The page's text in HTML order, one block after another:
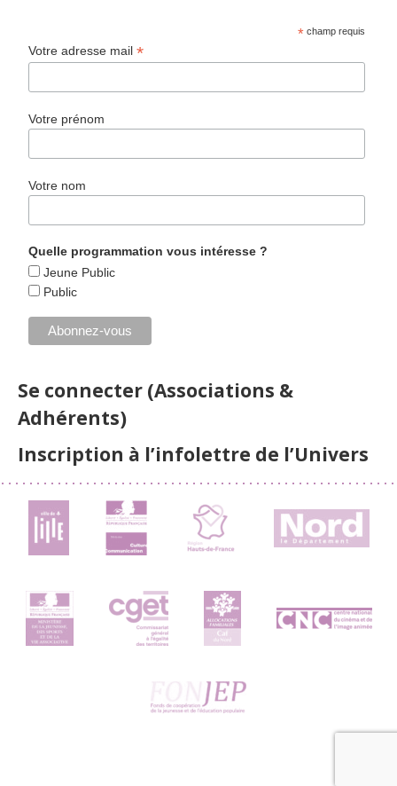
* champ requis
Votre adresse mail*
Votre prénom
Votre nom
Quelle programmation vous intéresse ?
Jeune Public
Public
Se connecter (Associations &
Adhérents)
Inscription à l’infolettre de l’Univers